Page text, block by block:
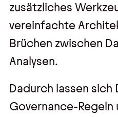
zusätzliches
vereinfachte
Brüchen zwischen
Analysen.
Dadurch lassen
Governance-Regeln